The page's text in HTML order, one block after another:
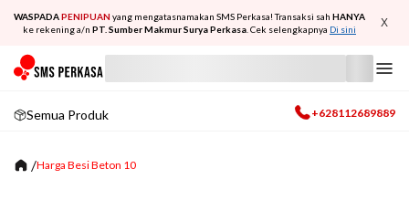
WASPADAPENIPUAN yang mengatasnamakan SMS Perkasa! Transaksi sah HANYA
ke rekening a/n PT. Sumber Makmur Surya Perkasa . Cek selengkapnya Di sini X
Semua Produk +628112689889
/Harga Besi Beton 10